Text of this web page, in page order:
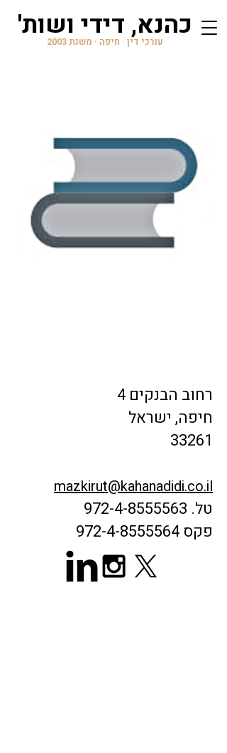
'כהנא, דידי ושות
עורכי דין · חיפה · משנת 2003
רחוב הבנקים 4
חיפה, ישראל
33261
mazkirut@kahanadidi.co.il
972-4-8555563 .טל
972-4-8555564פקס